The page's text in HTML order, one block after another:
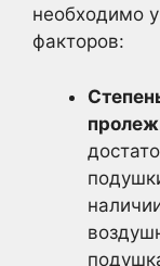
необходимо
факторов: